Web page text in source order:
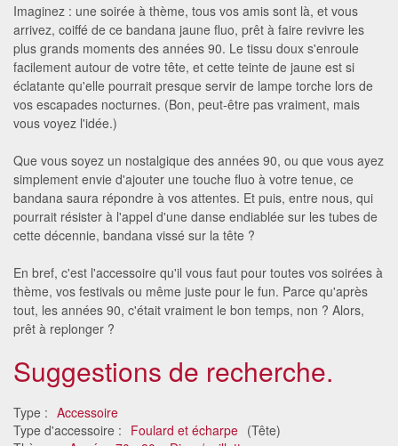
Imaginez : une soirée à thème, tous vos amis sont là, et vous
arrivez, coiffé de ce bandana jaune fluo, prêt à faire revivre les
plus grands moments des années 90. Le tissu doux s'enroule
facilement autour de votre tête, et cette teinte de jaune est si
éclatante qu'elle pourrait presque servir de lampe torche lors de
vos escapades nocturnes. (Bon, peut-être pas vraiment, mais
vous voyez l'idée.)
Que vous soyez un nostalgique des années 90, ou que vous ayez
simplement envie d'ajouter une touche fluo à votre tenue, ce
bandana saura répondre à vos attentes. Et puis, entre nous, qui
pourrait résister à l'appel d'une danse endiablée sur les tubes de
cette décennie, bandana vissé sur la tête ?
En bref, c'est l'accessoire qu'il vous faut pour toutes vos soirées à
thème, vos festivals ou même juste pour le fun. Parce qu'après
tout, les années 90, c'était vraiment le bon temps, non ? Alors,
prêt à replonger ?
Suggestions de recherche.
Type : Accessoire
Type d'accessoire : Foulard et écharpe (Tête)